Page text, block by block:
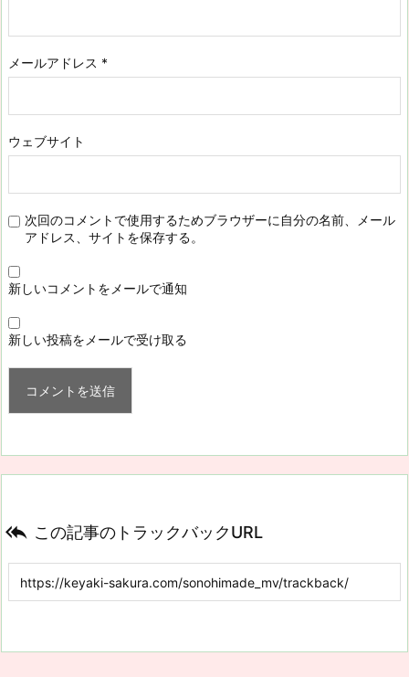
メールアドレス *
ウェブサイト
次回のコメントで使用するためブラウザーに自分の名前、メール
アドレス、サイトを保存する。
新しいコメントをメールで通知
新しい投稿をメールで受け取る
 この記事のトラックバックURL